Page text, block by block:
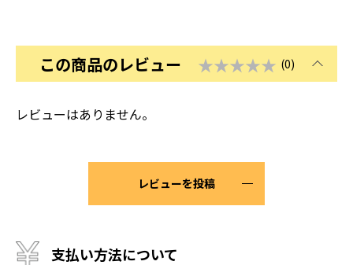
この商品のレビュー ★★★★★ (0)
レビューはありません。
レビューを投稿
支払い方法について